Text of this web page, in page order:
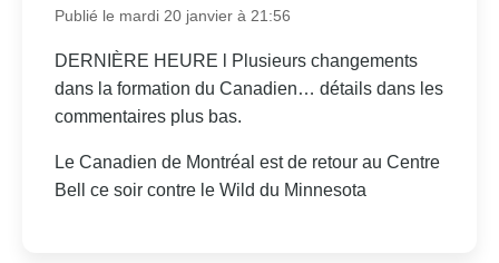
Publié le mardi 20 janvier à 21:56
DERNIÈRE HEURE l Plusieurs changements
dans la formation du Canadien… détails dans les
commentaires plus bas.
Le Canadien de Montréal est de retour au Centre
Bell ce soir contre le Wild du Minnesota